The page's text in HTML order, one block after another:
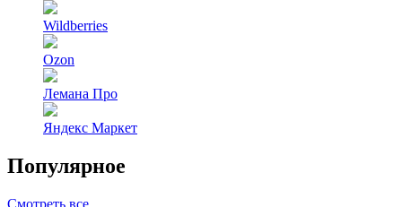
Wildberries
Ozon
Лемана Про
Яндекс Маркет
Популярное
Смотреть все